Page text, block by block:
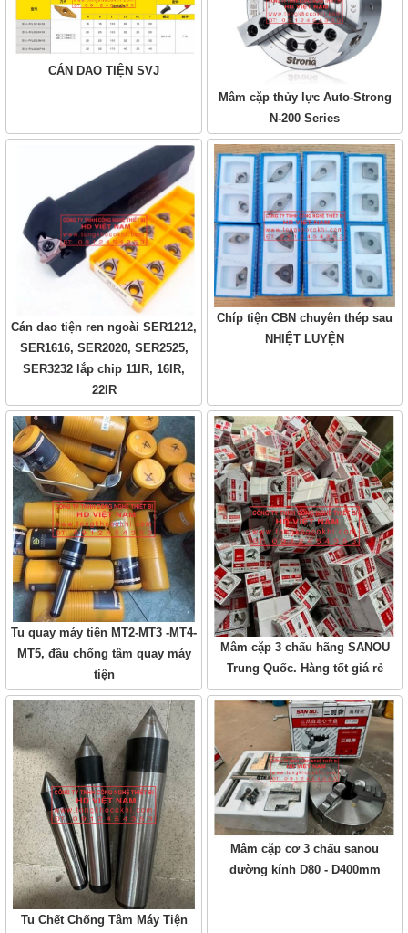
CÁN DAO TIỆN SVJ
Mâm cặp thủy lực Auto-Strong
N-200 Series
Cán dao tiện ren ngoài SER1212,
SER1616, SER2020, SER2525,
SER3232 lắp chip 11IR, 16IR,
22IR
Chíp tiện CBN chuyên thép sau
NHIỆT LUYỆN
Tu quay máy tiện MT2-MT3 -MT4-
MT5, đầu chống tâm quay máy
tiện
Mâm cặp 3 chấu hãng SANOU
Trung Quốc. Hàng tốt giá rẻ
Tu Chết Chống Tâm Máy Tiện
Mâm cặp cơ 3 chấu sanou
đường kính D80 - D400mm